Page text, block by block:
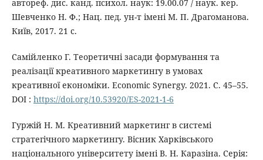
автореф. дис. канд. психол. наук: 19.00.07 / наук. кер.
Шевченко Н. Ф.; Нац. пед. ун-т імені М. П. Драгоманова.
Київ, 2017. 21 с.
Самійленко Г. Теоретичні засади формування та
реалізації креативного маркетингу в умовах
креативної економіки. Economic Synergy. 2021. С. 45–55.
DOI : https://doi.org/10.53920/ES-2021-1-6
Гуржій Н. М. Креативний маркетинг в системі
стратегічного маркетингу. Вісник Харківського
національного університету імені В. Н. Каразіна. Серія: